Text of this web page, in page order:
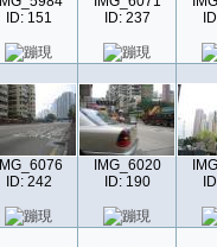
ID: 151
ID: 237
IMG_6076
ID: 242
IMG_6020
ID: 190